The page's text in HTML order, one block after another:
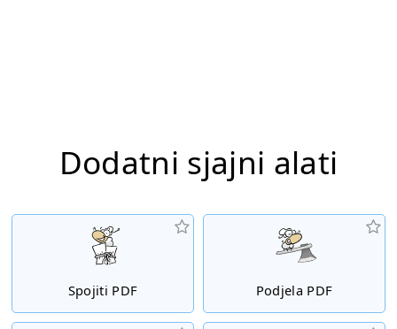
Dodatni sjajni alati
Spojiti PDF Podjela PDF